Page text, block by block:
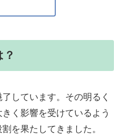
しています。その明るく
く影響を受けているよう
を果たしてきました。